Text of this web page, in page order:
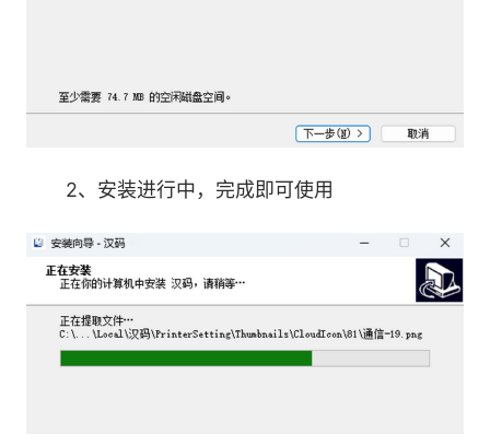
同的场景需求
物流标签在物流行业中起到了很大的作用，标
签内容具有编码，物流号等，能够防盗防篡改，在
运输使用中能使货物进一步保证安全，同时在固定
2、安装进行中，完成即可使用